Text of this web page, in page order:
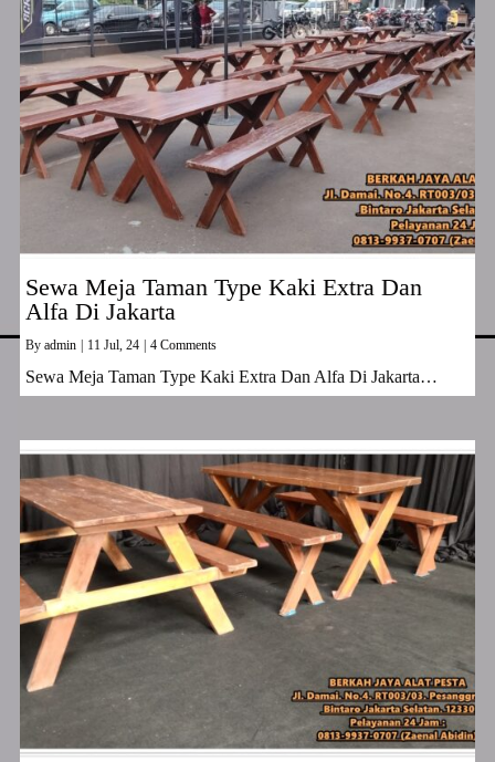
Sewa Meja Taman Type Kaki Extra Dan
Alfa Di Jakarta
By admin | 11 Jul, 24 | 4 Comments
Sewa Meja Taman Type Kaki Extra Dan Alfa Di Jakarta…